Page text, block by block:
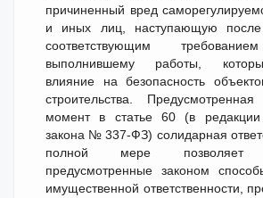
причиненный вред
и иных лиц, наступающую
соответствующим
выполнившему работы,
влияние на безопасность
строительства.
момент в статье 60 (в редакции
закона № 337-ФЗ) солидарная
полной мере позволяет
предусмотренные законом
имущественной ответственности,